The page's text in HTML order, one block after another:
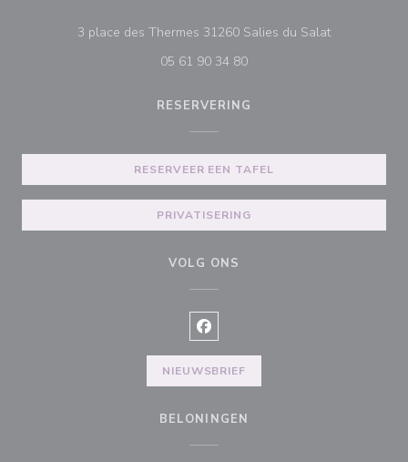
3 place des Thermes 31260 Salies du Salat((opent in
05 61 90 34 80
RESERVERING
RESERVEER EEN TAFEL
PRIVATISERING
VOLG ONS
Facebook ((opent in een nieuw
NIEUWSBRIEF
BELONINGEN